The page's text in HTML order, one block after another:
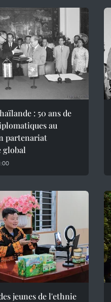
: 50 ans de
au
partenariat
global
jeunes de l'ethnie